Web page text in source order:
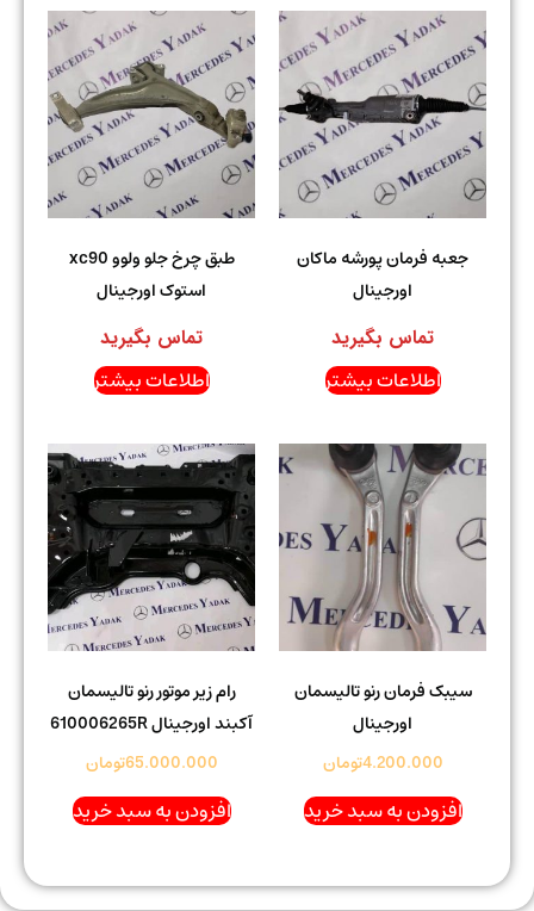
جعبه فرمان پورشه ماکان
اورجینال
تماس بگیرید
اطلاعات بیشتر
طبق چرخ جلو ولوو xc90
استوک اورجینال
تماس بگیرید
اطلاعات بیشتر
سیبک فرمان رنو تالیسمان
اورجینال
4.200.000تومان
افزودن به سبد خرید
رام زیر موتور رنو تالیسمان
آکبند اورجینال 610006265R
65.000.000تومان
افزودن به سبد خرید